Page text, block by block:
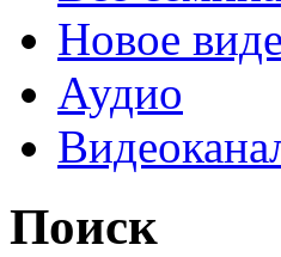
Новое
Аудио
Поиск